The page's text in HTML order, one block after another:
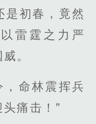
是初春，竟然
雷霆之力严
。
，命林震挥兵
痛击！”